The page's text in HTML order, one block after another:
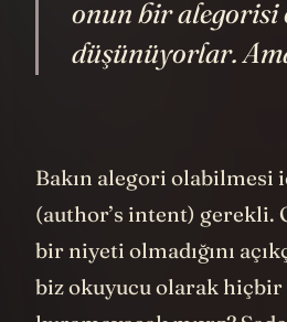
onun bir alegorisi
düşünüyorlar.
Bakın alegori olabilmesi
(author’s intent) gerekli.
bir niyeti olmadığını
biz okuyucu olarak hiçbir